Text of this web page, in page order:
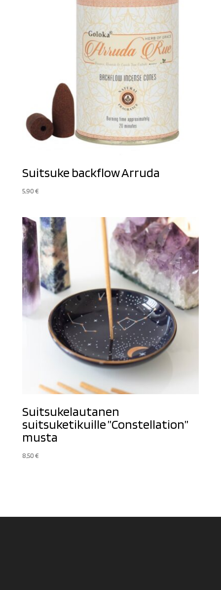
Suitsuke backflow Arruda
5,90€
Suitsukelautanen
suitsuketikuille ”Constellation”
musta
8,50€